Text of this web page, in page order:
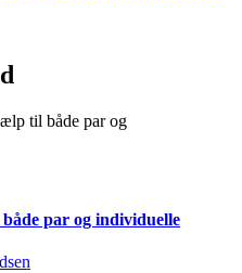
par og individuelle